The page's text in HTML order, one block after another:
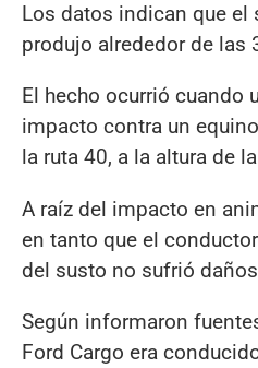
Los datos indican que el
produjo alrededor de las
El hecho ocurrió cuando
impacto contra un
la ruta 40, a la altura de
A raíz del impacto en
en tanto que el
del susto no sufrió
Según informaron
Ford Cargo era